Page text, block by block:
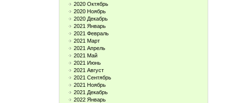
2020 Октябрь
2020 Ноябрь
2020 Декабрь
2021 Январь
2021 Февраль
2021 Март
2021 Апрель
2021 Май
2021 Июнь
2021 Август
2021 Сентябрь
2021 Ноябрь
2021 Декабрь
2022 Январь